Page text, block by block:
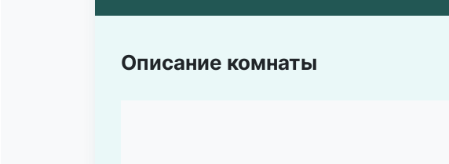
Описание комнаты